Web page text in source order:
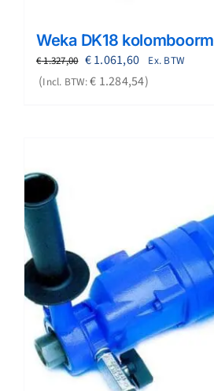
Weka DK18
€1.327,00 Oorspronkelijke
prijs
€1.061,60Huidige
prijs
Ex. BTW
Incl. BTW:€ 1.284,54